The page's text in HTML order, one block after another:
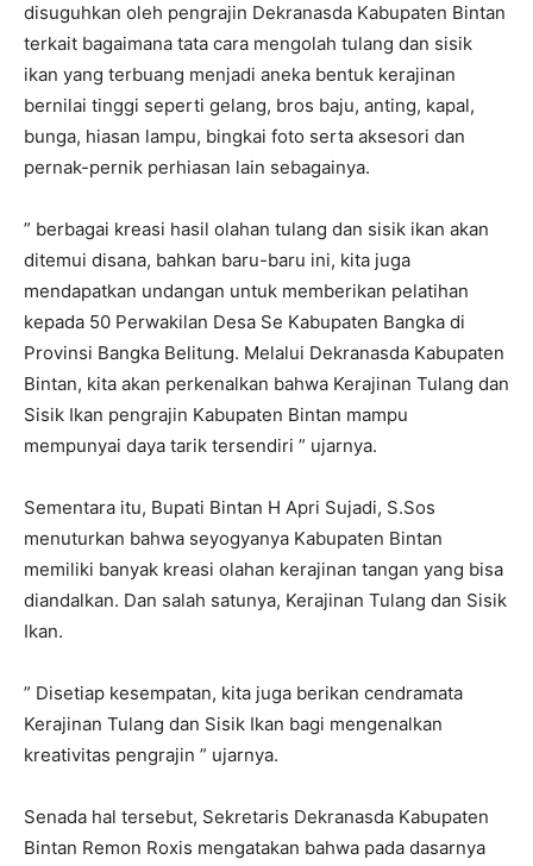
disuguhkan oleh pengrajin Dekranasda Kabupaten Bintan
terkait bagaimana tata cara mengolah tulang dan sisik
ikan yang terbuang menjadi aneka bentuk kerajinan
bernilai tinggi seperti gelang, bros baju, anting, kapal,
bunga, hiasan lampu, bingkai foto serta aksesori dan
pernak-pernik perhiasan lain sebagainya.
” berbagai kreasi hasil olahan tulang dan sisik ikan akan
ditemui disana, bahkan baru-baru ini, kita juga
mendapatkan undangan untuk memberikan pelatihan
kepada 50 Perwakilan Desa Se Kabupaten Bangka di
Provinsi Bangka Belitung. Melalui Dekranasda Kabupaten
Bintan, kita akan perkenalkan bahwa Kerajinan Tulang dan
Sisik Ikan pengrajin Kabupaten Bintan mampu
mempunyai daya tarik tersendiri ” ujarnya.
Sementara itu, Bupati Bintan H Apri Sujadi, S.Sos
menuturkan bahwa seyogyanya Kabupaten Bintan
memiliki banyak kreasi olahan kerajinan tangan yang bisa
diandalkan. Dan salah satunya, Kerajinan Tulang dan Sisik
Ikan.
” Disetiap kesempatan, kita juga berikan cendramata
Kerajinan Tulang dan Sisik Ikan bagi mengenalkan
kreativitas pengrajin ” ujarnya.
Senada hal tersebut, Sekretaris Dekranasda Kabupaten
Bintan Remon Roxis mengatakan bahwa pada dasarnya